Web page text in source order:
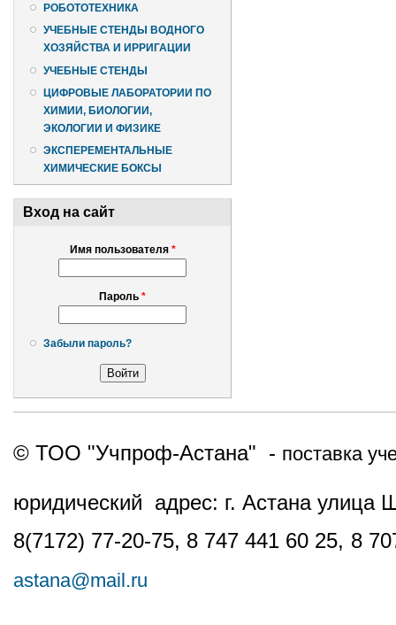
РОБОТОТЕХНИКА
УЧЕБНЫЕ СТЕНДЫ ВОДНОГО
ХОЗЯЙСТВА И ИРРИГАЦИИ
УЧЕБНЫЕ СТЕНДЫ
ЦИФРОВЫЕ ЛАБОРАТОРИИ ПО
ХИМИИ, БИОЛОГИИ,
ЭКОЛОГИИ И ФИЗИКЕ
ЭКСПЕРЕМЕНТАЛЬНЫЕ
ХИМИЧЕСКИЕ БОКСЫ
Вход на сайт
Имя пользователя *
Пароль *
Забыли пароль?
© ТОО "Учпроф-Астана" - поставка
юридический адрес: г. Астана
8(7172) 77-20-75, 8 747 441 60 25, 8
astana@mail.ru